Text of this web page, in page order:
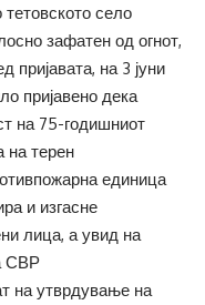
село
зафатен од огнот,
на 3 јуни
пријавено дека
на 75-годишниот
на терен
единица
и изгасне
лица, а увид на
СВР
на утврдување на